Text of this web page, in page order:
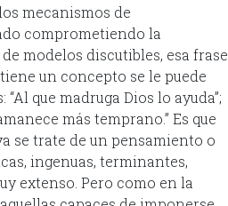
mecanismos de
comprometiendo la
modelos discutibles, esa frase
un concepto se le puede
que madruga Dios lo ayuda”;
más temprano.” Es que
se trate de un pensamiento o
ingenuas, terminantes,
extenso. Pero como en la